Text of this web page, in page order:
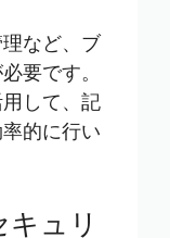
など、ブ
要です。
して、記
的に行い
ュリ